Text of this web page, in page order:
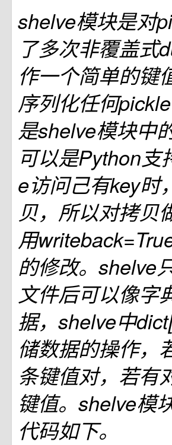
shelve模块是对
了多次非覆盖式
作一个简单的键
序列化任何
是shelve模块中
可以是Python
e访问己有key时
贝，所以对拷贝
用
的修改。shelve
文件后可以像字
据，shelve中
储数据的操作，
条键值对，若有
键值。shelve模
代码如下。